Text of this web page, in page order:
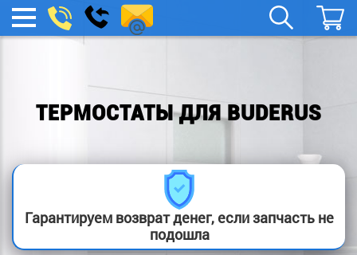
МЕНЮ
boylera@yandex.ru
Заказать
звонок
ТЕРМОСТАТЫ ДЛЯ BUDERUS
Гарантируем возврат денег, если запчасть не
подошла